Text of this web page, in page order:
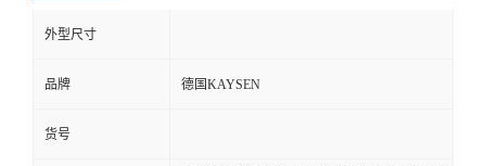
外型尺寸
品牌 德国KAYSEN
货号